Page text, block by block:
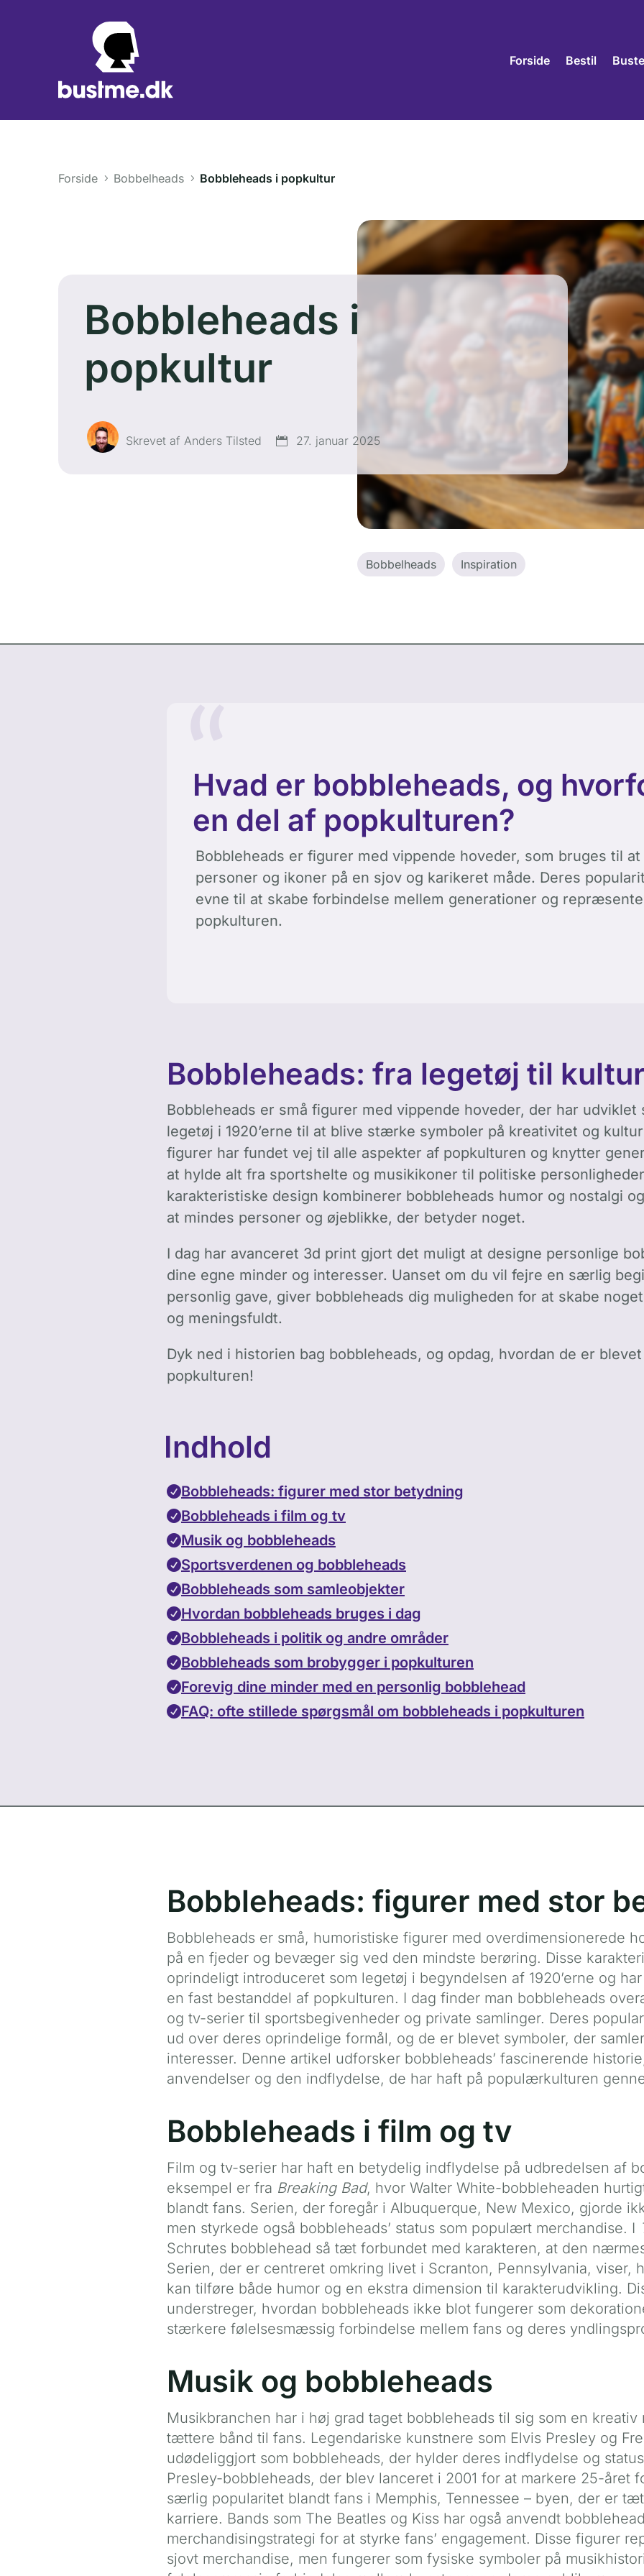
Forside Bestil Buste
Forside Bobbelheads Bobbleheads i popkultur
Bobbleheads i
popkultur
Skrevet af Anders Tilsted 27. januar 2025
Bobbelheads Inspiration
Hvad er bobbleheads, og
en del af popkulturen?
Bobbleheads er figurer med vippende hoveder, som bruges til
personer og ikoner på en sjov og karikeret måde. Deres
evne til at skabe forbindelse mellem generationer og
popkulturen.
Bobbleheads: fra legetøj til
Bobbleheads er små figurer med vippende hoveder, der har
legetøj i 1920’erne til at blive stærke symboler på kreativitet og
figurer har fundet vej til alle aspekter af popkulturen og knytter
at hylde alt fra sportshelte og musikikoner til politiske
karakteristiske design kombinerer bobbleheads humor og nostalgi
at mindes personer og øjeblikke, der betyder noget.
I dag har avanceret 3d print gjort det muligt at designe personlige
dine egne minder og interesser. Uanset om du vil fejre en særlig
personlig gave, giver bobbleheads dig muligheden for at skabe
og meningsfuldt.
Dyk ned i historien bag bobbleheads, og opdag, hvordan de er
popkulturen!
Indhold
Bobbleheads: figurer med stor betydning
Bobbleheads i film og tv
Musik og bobbleheads
Sportsverdenen og bobbleheads
Bobbleheads som samleobjekter
Hvordan bobbleheads bruges i dag
Bobbleheads i politik og andre områder
Bobbleheads som brobygger i popkulturen
Forevig dine minder med en personlig bobblehead
FAQ: ofte stillede spørgsmål om bobbleheads i popkulturen
Bobbleheads: figurer med stor
Bobbleheads er små, humoristiske figurer med overdimensionerede
på en fjeder og bevæger sig ved den mindste berøring. Disse
oprindeligt introduceret som legetøj i begyndelsen af 1920’erne og
en fast bestanddel af popkulturen. I dag finder man bobbleheads
og tv-serier til sportsbegivenheder og private samlinger. Deres
ud over deres oprindelige formål, og de er blevet symboler, der
interesser. Denne artikel udforsker bobbleheads’ fascinerende
anvendelser og den indflydelse, de har haft på populærkulturen
Bobbleheads i film og tv
Film og tv-serier har haft en betydelig indflydelse på udbredelsen af
eksempel er fra Breaking Bad, hvor Walter White-bobbleheaden
blandt fans. Serien, der foregår i Albuquerque, New Mexico, gjorde
men styrkede også bobbleheads’ status som populært merchandise. I
Schrutes bobblehead så tæt forbundet med karakteren, at den
Serien, der er centreret omkring livet i Scranton, Pennsylvania, viser,
kan tilføre både humor og en ekstra dimension til karakterudvikling.
understreger, hvordan bobbleheads ikke blot fungerer som
stærkere følelsesmæssig forbindelse mellem fans og deres
Musik og bobbleheads
Musikbranchen har i høj grad taget bobbleheads til sig som en kreativ
tættere bånd til fans. Legendariske kunstnere som Elvis Presley og
udødeliggjort som bobbleheads, der hylder deres indflydelse og
Presley-bobbleheads, der blev lanceret i 2001 for at markere 25-året
særlig popularitet blandt fans i Memphis, Tennessee – byen, der er
karriere. Bands som The Beatles og Kiss har også anvendt
merchandisingstrategi for at styrke fans’ engagement. Disse figurer
sjovt merchandise, men fungerer som fysiske symboler på